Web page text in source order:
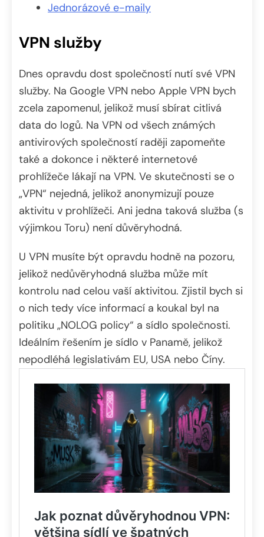
Jednorázové e-maily
VPN služby
Dnes opravdu dost společností nutí své VPN
služby. Na Google VPN nebo Apple VPN bych
zcela zapomenul, jelikož musí sbírat citlivá
data do logů. Na VPN od všech známých
antivirových společností raději zapomeňte
také a dokonce i některé internetové
prohlížeče lákají na VPN. Ve skutečnosti se o
„VPN“ nejedná, jelikož anonymizují pouze
aktivitu v prohlížeči. Ani jedna taková služba (s
výjimkou Toru) není důvěryhodná.
U VPN musíte být opravdu hodně na pozoru,
jelikož nedůvěryhodná služba může mít
kontrolu nad celou vaší aktivitou. Zjistil bych si
o nich tedy více informací a koukal byl na
politiku „NOLOG policy“ a sídlo společnosti.
Ideálním řešením je sídlo v Panamě, jelikož
nepodléhá legislativám EU, USA nebo Číny.